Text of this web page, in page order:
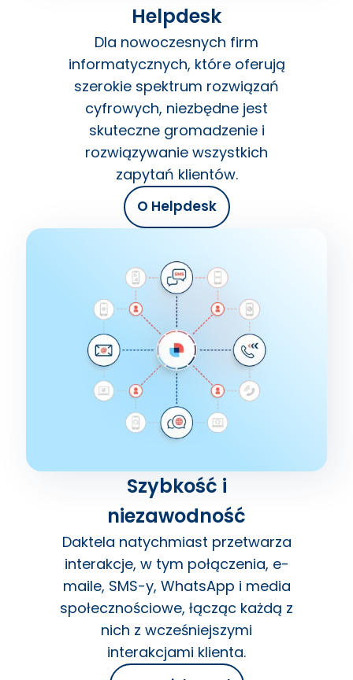
Helpdesk
Dla nowoczesnych firm
informatycznych, które oferują
szerokie spektrum rozwiązań
cyfrowych, niezbędne jest
skuteczne gromadzenie i
rozwiązywanie wszystkich
zapytań klientów.
O Helpdesk
Szybkość i
niezawodność
Daktela natychmiast przetwarza
interakcje, w tym połączenia, e-
maile, SMS-y, WhatsApp i media
społecznościowe, łącząc każdą z
nich z wcześniejszymi
interakcjami klienta.